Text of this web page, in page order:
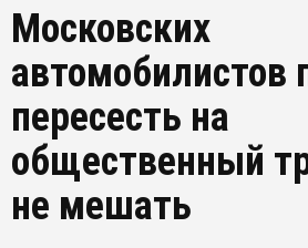
Московских
автомобилистов
пересесть на
общественный
не мешать